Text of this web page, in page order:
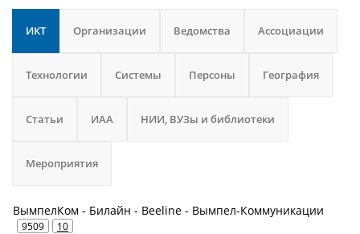
ИКТ Организации Ведомства Ассоциации
Технологии Системы Персоны География
Статьи ИАА НИИ, ВУЗы и библиотеки
Мероприятия
ВымпелКом - Билайн - Beeline - Вымпел-Коммуникации
9509 10